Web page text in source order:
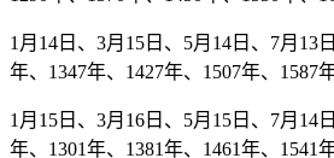
1月14日、3月15日、5月14日、7月13
年、1347年、1427年、1507年、
1月15日、3月16日、5月15日、7月14
年、1301年、1381年、1461年、